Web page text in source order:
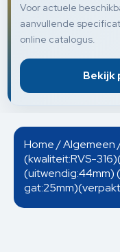
Voor actuele
aanvullende
online catalogus.
Bekijk
Home/Algemeen
(kwaliteit:RVS-
(uitwendig:44mm)